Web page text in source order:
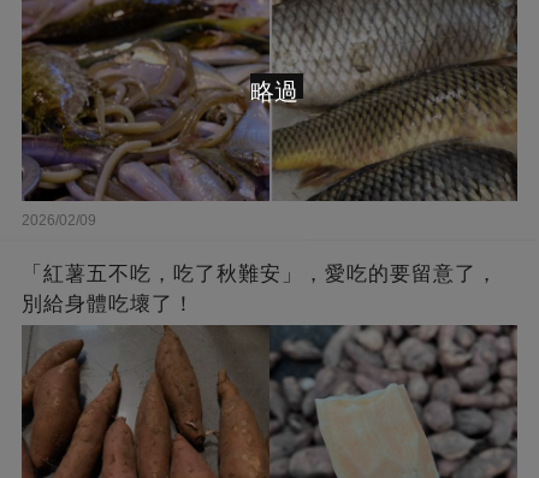
2026/02/09
「紅薯五不吃，吃了秋難安」，愛吃的要留意了，
別給身體吃壞了！
略過